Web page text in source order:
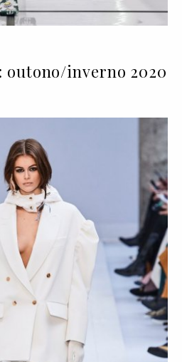
outono/inverno 2020